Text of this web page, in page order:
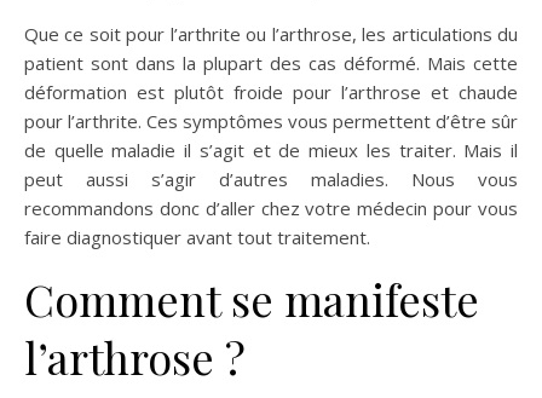
Que ce soit pour l’arthrite ou l’arthrose, les articulations du
patient sont dans la plupart des cas déformé. Mais cette
déformation est plutôt froide pour l’arthrose et chaude
pour l’arthrite. Ces symptômes vous permettent d’être sûr
de quelle maladie il s’agit et de mieux les traiter. Mais il
peut aussi s’agir d’autres maladies. Nous vous
recommandons donc d’aller chez votre médecin pour vous
faire diagnostiquer avant tout traitement.
Comment se manifeste
l’arthrose ?